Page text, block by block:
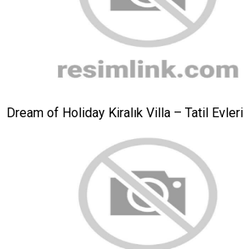
Dream of Holiday Kiralık Villa – Tatil Evleri